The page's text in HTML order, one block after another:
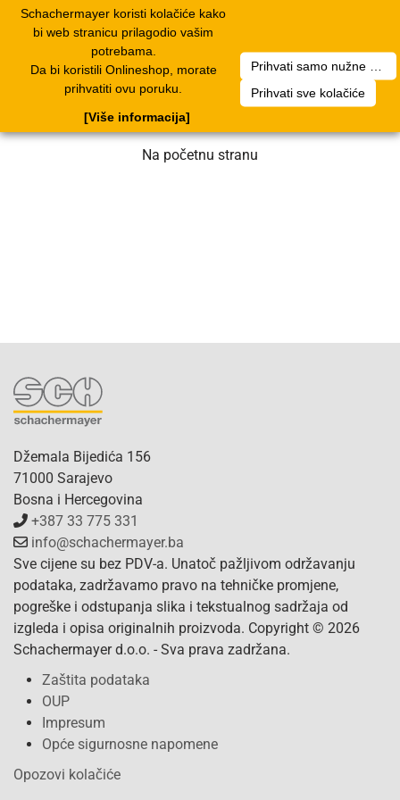
Schachermayer koristi kolačiće kako
bi web stranicu prilagodio vašim
potrebama.
Da bi koristili Onlineshop, morate
prihvatiti ovu poruku.
Prihvati sve kolačiće
[Više informacija]
Nažalost, došlo je do greške. Naš tim
radi na rješenju. Molimo za strpljenje.
Na početnu stranu
Džemala Bijedića 156
71000 Sarajevo
Bosna i Hercegovina
+387 33 775 331
info@schachermayer.ba
Sve cijene su bez PDV-a. Unatoč pažljivom održavanju
podataka, zadržavamo pravo na tehničke promjene,
pogreške i odstupanja slika i tekstualnog sadržaja od
izgleda i opisa originalnih proizvoda. Copyright © 2026
Schachermayer d.o.o. - Sva prava zadržana.
Zaštita podataka
OUP
Impresum
Opće sigurnosne napomene
Opozovi kolačiće